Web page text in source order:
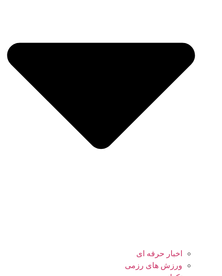
اخبار حرفه ای
ورزش های رزمی